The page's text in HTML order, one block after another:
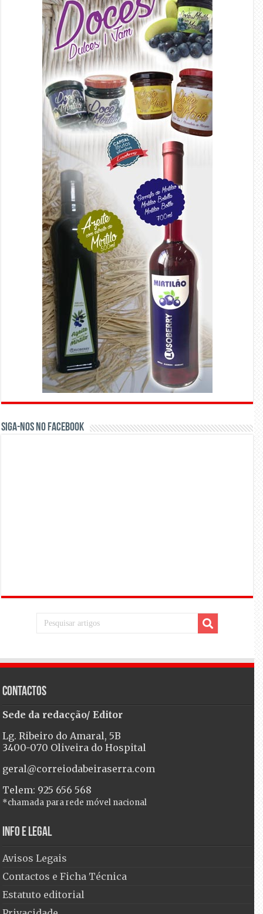
Siga-nos no Facebook
Contactos
Sede da redacção/ Editor
Lg. Ribeiro do Amaral, 5B
3400-070 Oliveira do Hospital
geral@correiodabeiraserra.com
Telem: 925 656 568
*chamada para rede móvel nacional
Info e Legal
Avisos Legais
Contactos e Ficha Técnica
Estatuto editorial